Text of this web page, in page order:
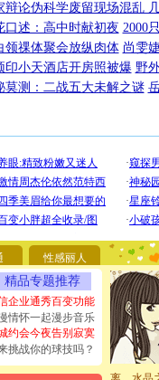
辩论伪科学废留现场混乱
口述：高中时献初夜 2000
领祼体聚会放纵肉体 尚雯
印小天酒店开房照被爆 野
莫测：二战五大未解之谜
性感丽人
精品专题推荐
企业通秀百变功能
情怀一起漫步音乐
约会今夜告别寂寞
挑战你的球技吗？
[圣诞节]
你太多
要平安
[圣诞节]
天都要快
[圣诞节]
如意,快
[元旦]看
断电。
你是我专
[元旦]如
起；二是
离。水晶